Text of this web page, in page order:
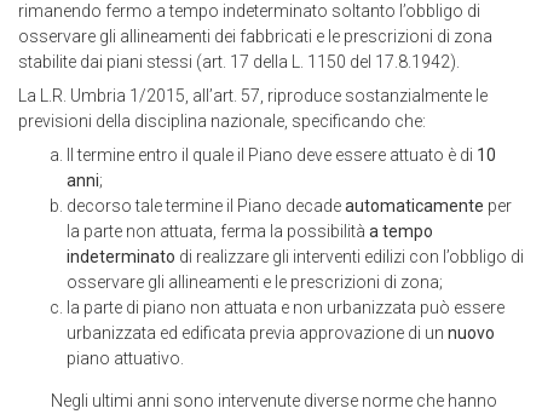
rimanendo fermo a tempo indeterminato soltanto l’obbligo di
osservare gli allineamenti dei fabbricati e le prescrizioni di zona
stabilite dai piani stessi (art. 17 della L. 1150 del 17.8.1942).
La L.R. Umbria 1/2015, all’art. 57, riproduce sostanzialmente le
previsioni della disciplina nazionale, specificando che:
Il termine entro il quale il Piano deve essere attuato è di 10
anni;
decorso tale termine il Piano decadeautomaticamente per
la parte non attuata, ferma la possibilità a tempo
indeterminato di realizzare gli interventi edilizi con l’obbligo di
osservare gli allineamenti e le prescrizioni di zona;
la parte di piano non attuata e non urbanizzata può essere
urbanizzata ed edificata previa approvazione di un nuovo
piano attuativo.
Negli ultimi anni sono intervenute diverse norme che hanno